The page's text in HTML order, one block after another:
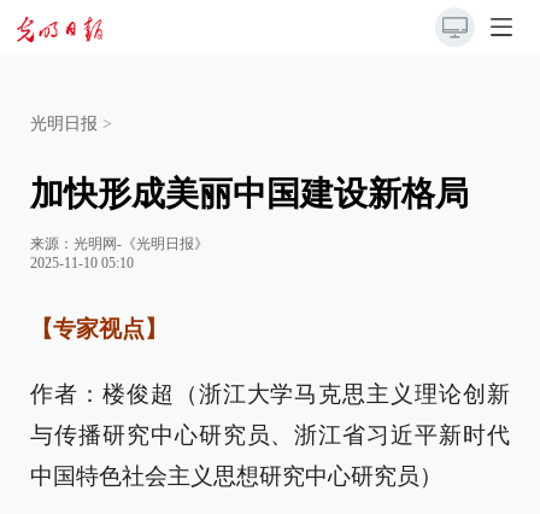
光明日报 >
加快形成美丽中国建设新格局
来源： 光明网-《光明日报》
2025-11-10 05:10
【专家视点】
作者：楼俊超（浙江大学马克思主义理论创新
与传播研究中心研究员、浙江省习近平新时代
中国特色社会主义思想研究中心研究员）